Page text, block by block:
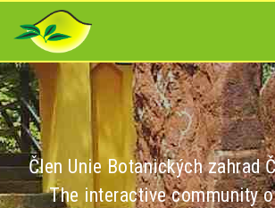
Člen Unie Botanických zahrad
The interactive community